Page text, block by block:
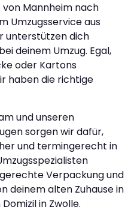
von Mannheim nach
Umzugsservice aus
unterstützen dich
deinem Umzug. Egal,
oder Kartons
haben die richtige
und unseren
sorgen wir dafür,
und termingerecht in
Verpackung und
deinem alten Zuhause in
in Zwolle.